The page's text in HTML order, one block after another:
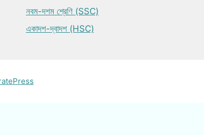
নবম-দশম শ্রেণি (SSC)
একাদশ-দ্বাদশ (HSC)